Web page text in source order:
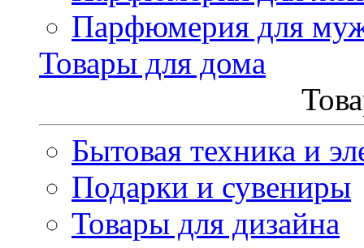
Парфюмерия для
Товары для дома
Бытовая техника и
Подарки и сувениры
Товары для дизайна